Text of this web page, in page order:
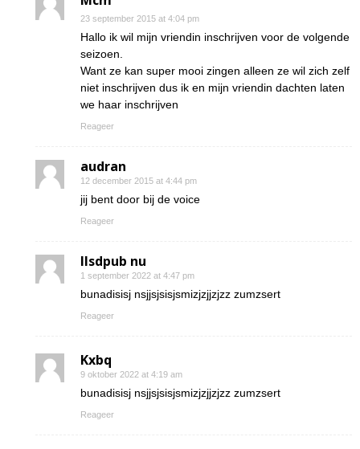
23 september 2015 at 4:04 pm
Hallo ik wil mijn vriendin inschrijven voor de volgende
seizoen.
Want ze kan super mooi zingen alleen ze wil zich zelf
niet inschrijven dus ik en mijn vriendin dachten laten
we haar inschrijven
Reageer
audran
12 december 2015 at 4:44 pm
jij bent door bij de voice
Reageer
Ilsdpub nu
1 september 2022 at 4:47 pm
bunadisisj nsjjsjsisjsmizjzjjzjzz zumzsert
Reageer
Kxbq
9 oktober 2022 at 4:19 am
bunadisisj nsjjsjsisjsmizjzjjzjzz zumzsert
Reageer